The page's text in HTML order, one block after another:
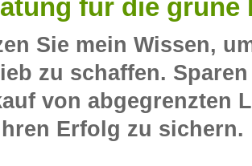
für die grüne
Sie mein Wissen,
zu schaffen.
von abgegrenzten
Erfolg zu sichern.